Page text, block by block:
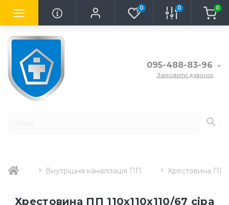
0 0 0
095-488-83-96
Замовити дзвінок
Внутрішня каналізація ПП Хрестовина ПП
Хрестовина ПП 110х110х110/67 сіра